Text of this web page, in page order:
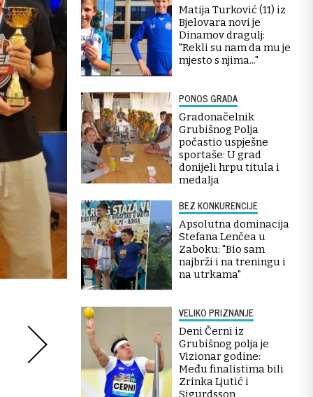
Matija Turković (11) iz
Bjelovara novi je
Dinamov dragulj:
"Rekli su nam da mu je
mjesto s njima..."
PONOS GRADA
Gradonačelnik
Grubišnog Polja
počastio uspješne
sportaše: U grad
donijeli hrpu titula i
medalja
BEZ KONKURENCIJE
Apsolutna dominacija
Stefana Lenčea u
Zaboku: "Bio sam
najbrži i na treningu i
na utrkama"
VELIKO PRIZNANJE
Deni Černi iz
Grubišnog polja je
Vizionar godine:
Među finalistima bili
Zrinka Ljutić i
Sigurdsson